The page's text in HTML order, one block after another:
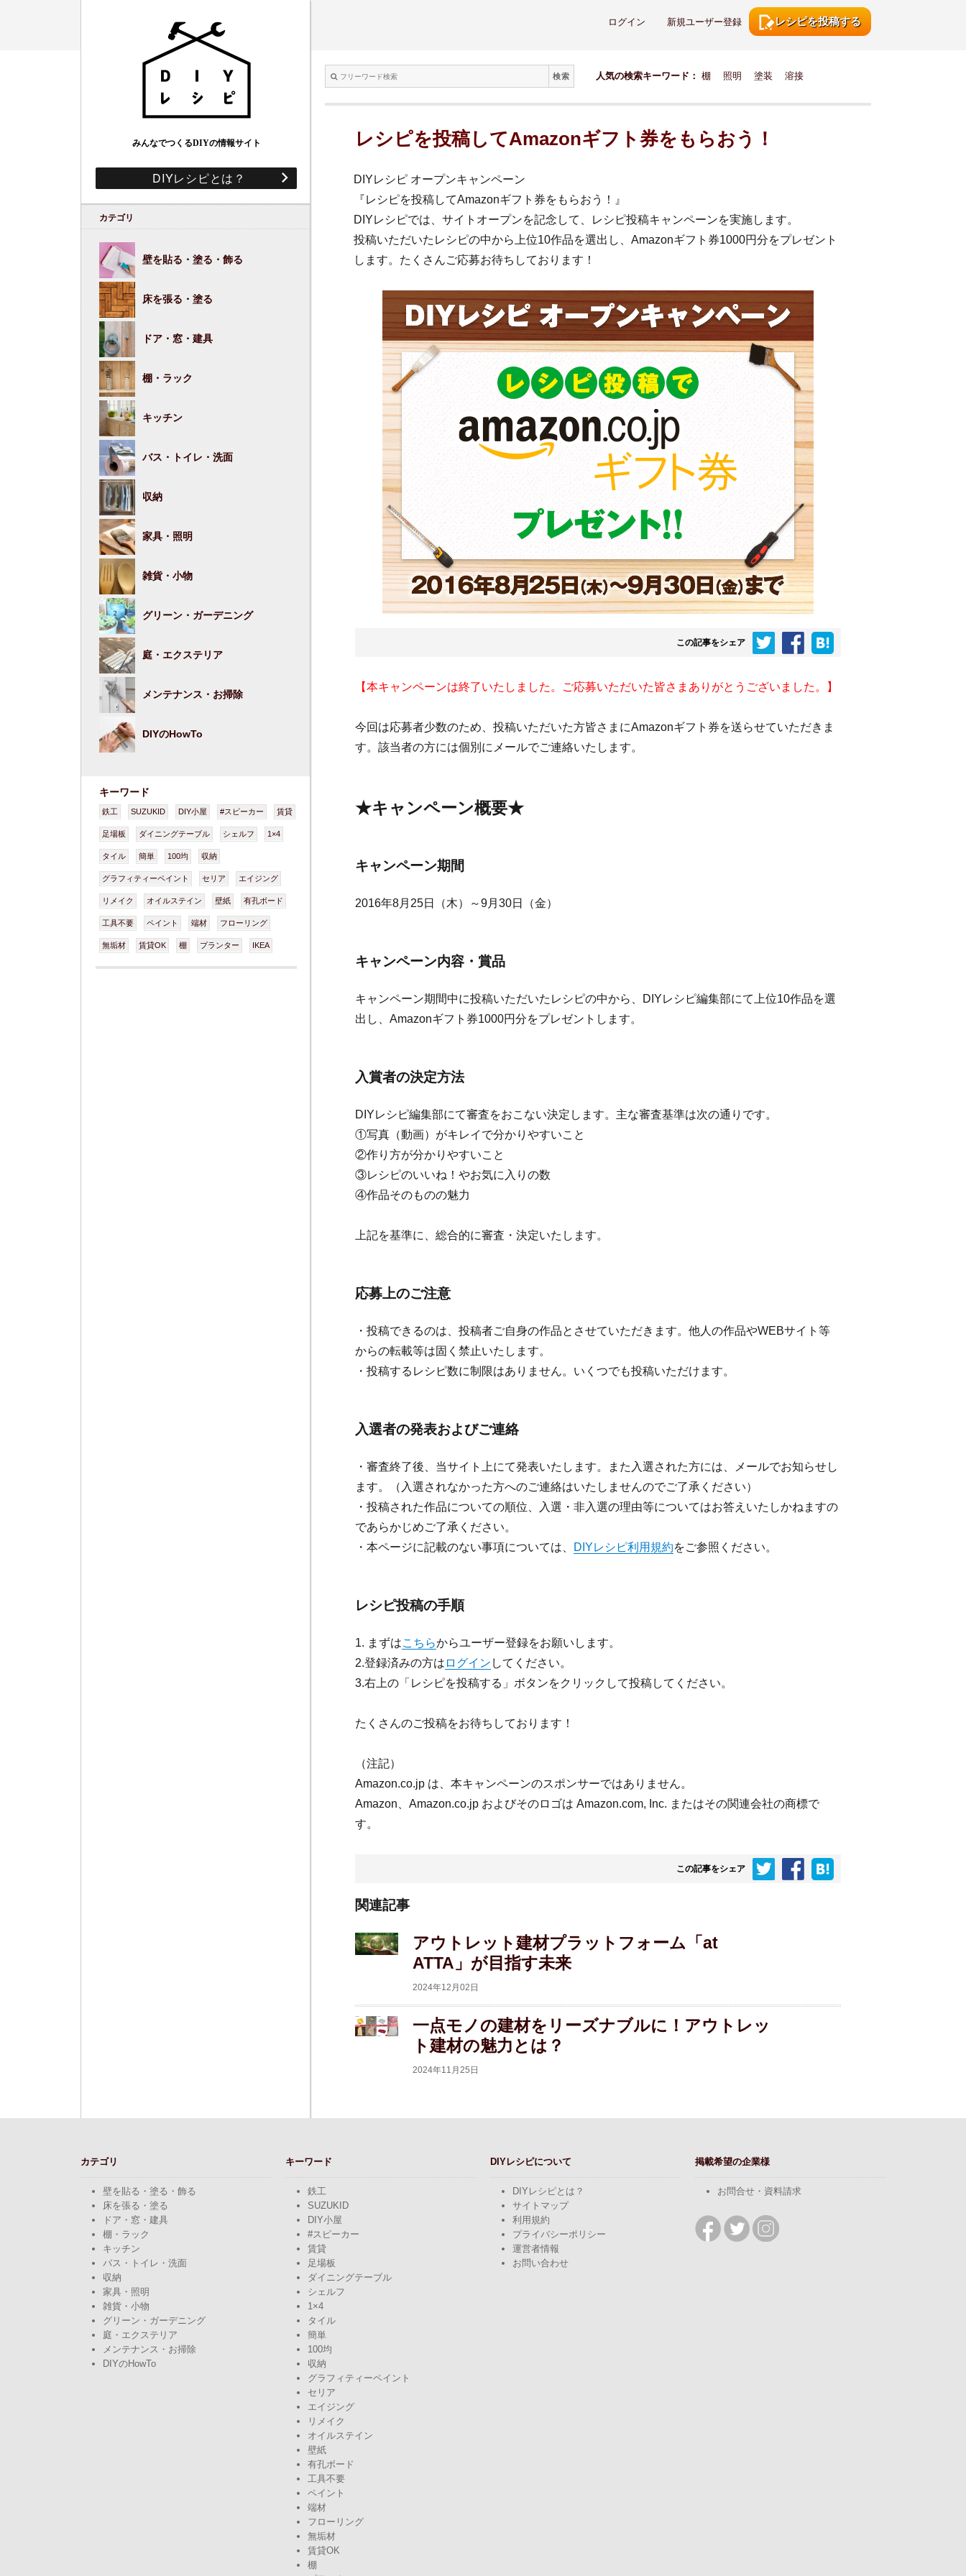
みんなでつくるDIYの情報サイト
DIYレシピとは？
カテゴリ
壁を貼る・塗る・飾る
床を張る・塗る
ドア・窓・建具
棚・ラック
キッチン
バス・トイレ・洗面
収納
家具・照明
雑貨・小物
グリーン・ガーデニング
庭・エクステリア
メンテナンス・お掃除
DIYのHowTo
キーワード
鉄工 SUZUKID DIY小屋 #スピーカー 賃貸
足場板 ダイニングテーブル シェルフ 1×4
タイル 簡単 100均 収納
グラフィティーペイント セリア エイジング
リメイク オイルステイン 壁紙 有孔ボード
工具不要 ペイント 端材 フローリング
無垢材 賃貸OK 棚 プランター IKEA
レシピを投稿する
新規ユーザー登録
ログイン
検索 人気の検索キーワード： 棚 照明 塗装 溶接
レシピを投稿してAmazonギフト券をもらおう！
DIYレシピ オープンキャンペーン
『レシピを投稿してAmazonギフト券をもらおう！』
DIYレシピでは、サイトオープンを記念して、レシピ投稿キャンペーンを実施します。
投稿いただいたレシピの中から上位10作品を選出し、Amazonギフト券1000円分をプレゼント
します。たくさんご応募お待ちしております！
この記事をシェア
【本キャンペーンは終了いたしました。ご応募いただいた皆さまありがとうございました。】
今回は応募者少数のため、投稿いただいた方皆さまにAmazonギフト券を送らせていただきま
す。該当者の方には個別にメールでご連絡いたします。
★キャンペーン概要★
キャンペーン期間
2016年8月25日（木）～9月30日（金）
キャンペーン内容・賞品
キャンペーン期間中に投稿いただいたレシピの中から、DIYレシピ編集部にて上位10作品を選
出し、Amazonギフト券1000円分をプレゼントします。
入賞者の決定方法
DIYレシピ編集部にて審査をおこない決定します。主な審査基準は次の通りです。
①写真（動画）がキレイで分かりやすいこと
②作り方が分かりやすいこと
③レシピのいいね！やお気に入りの数
④作品そのものの魅力
上記を基準に、総合的に審査・決定いたします。
応募上のご注意
・投稿できるのは、投稿者ご自身の作品とさせていただきます。他人の作品やWEBサイト等
からの転載等は固く禁止いたします。
・投稿するレシピ数に制限はありません。いくつでも投稿いただけます。
入選者の発表およびご連絡
・審査終了後、当サイト上にて発表いたします。また入選された方には、メールでお知らせし
ます。（入選されなかった方へのご連絡はいたしませんのでご了承ください）
・投稿された作品についての順位、入選・非入選の理由等についてはお答えいたしかねますの
であらかじめご了承ください。
・本ページに記載のない事項については、
DIYレシピ利用規約をご参照ください。
レシピ投稿の手順
1. まずはこちらからユーザー登録をお願いします。
2.登録済みの方は ログイン してください。
3.右上の「レシピを投稿する」ボタンをクリックして投稿してください。
たくさんのご投稿をお待ちしております！
（注記）
Amazon.co.jp は、本キャンペーンのスポンサーではありません。
Amazon、Amazon.co.jp およびそのロゴは Amazon.com, Inc. またはその関連会社の商標で
す。
この記事をシェア
関連記事
アウトレット建材プラットフォーム「at
ATTA」が目指す未来
2024年12月02日
一点モノの建材をリーズナブルに！アウトレッ
ト建材の魅力とは？
2024年11月25日
カテゴリ
壁を貼る・塗る・飾る
床を張る・塗る
ドア・窓・建具
棚・ラック
キッチン
バス・トイレ・洗面
収納
家具・照明
雑貨・小物
グリーン・ガーデニング
庭・エクステリア
メンテナンス・お掃除
DIYのHowTo
キーワード
鉄工
SUZUKID
DIY小屋
#スピーカー
賃貸
足場板
ダイニングテーブル
シェルフ
1×4
タイル
簡単
100均
収納
グラフィティーペイント
セリア
エイジング
リメイク
オイルステイン
壁紙
有孔ボード
工具不要
ペイント
端材
フローリング
無垢材
賃貸OK
棚
DIYレシピについて
DIYレシピとは？
サイトマップ
利用規約
プライバシーポリシー
運営者情報
お問い合わせ
掲載希望の企業様
お問合せ・資料請求